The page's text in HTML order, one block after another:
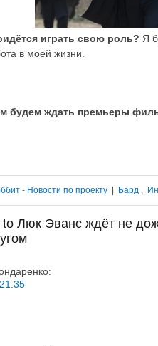
играть свою роль? Я
в моей жизни.
будем ждать премьеры
- Новости по проекту Бард ,
Люк Эванс ждёт не
: